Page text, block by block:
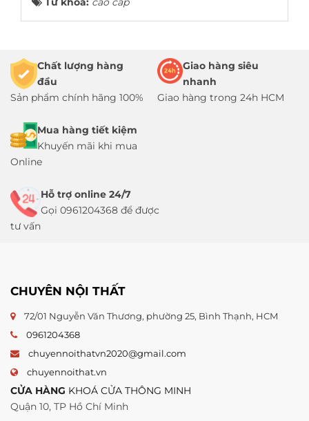
Chất lượng hàng
đầu
Sản phẩm chính hãng 100%
Giao hàng siêu
nhanh
Giao hàng trong 24h HCM
Mua hàng tiết kiệm
Khuyến mãi khi mua
Online
Hỗ trợ online 24/7
Gọi 0961204368 để được
tư vấn
CHUYÊN NỘI THẤT
72/01 Nguyễn Văn Thương, phường 25, Bình Thạnh, HCM
0961204368
chuyennoithatvn2020@gmail.com
chuyennoithat.vn
CỬA HÀNG KHOÁ CỬA THÔNG MINH
Quận 10, TP Hồ Chí Minh